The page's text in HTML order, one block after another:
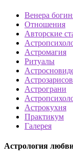
Венера
Отношения
Авторские
Астромагия
Ритуалы
Астрограни
Астрокухня
Практикум
Галерея
Астрология